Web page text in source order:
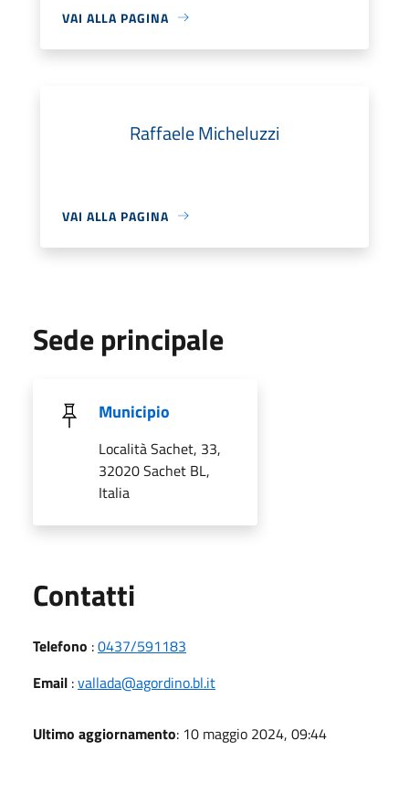
VAI ALLA PAGINA
Raffaele Micheluzzi
VAI ALLA PAGINA
Sede principale
Municipio
Località Sachet, 33,
32020 Sachet BL,
Italia
Contatti
Telefono :0437/591183
Email :vallada@agordino.bl.it
Ultimo aggiornamento: 10 maggio 2024, 09:44